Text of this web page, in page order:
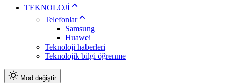
TEKNOLOJİ
Telefonlar
Samsung
Huawei
Teknoloji haberleri
Teknolojik bilgi öğrenme
Mod değiştir